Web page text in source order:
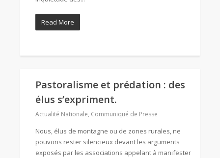
Read More
Pastoralisme et prédation : des
élus s’expriment.
Actualité Nationale, Communiqué de Presse
Nous, élus de montagne ou de zones rurales, ne
pouvons rester silencieux devant les arguments
exposés par les associations appelant à manifester